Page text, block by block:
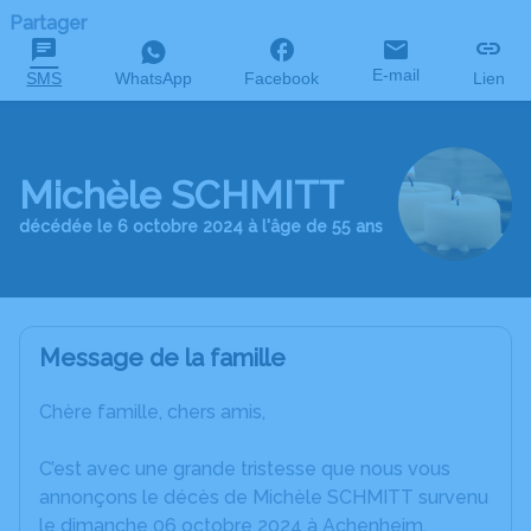
Partager
SMS WhatsApp Facebook E-mail Lien
Michèle SCHMITT
décédée le 6 octobre 2024 à l'âge de 55 ans
Message de la famille
Chère famille, chers amis,
C’est avec une grande tristesse que nous vous
annonçons le décès de Michèle SCHMITT survenu
le dimanche 06 octobre 2024 à Achenheim.